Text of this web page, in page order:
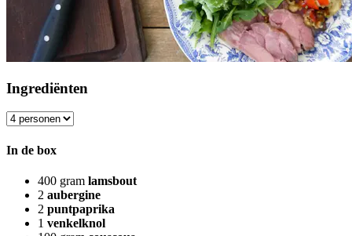
Ingrediënten
In de box
400 gram lamsbout
2 aubergine
2 puntpaprika
1 venkelknol